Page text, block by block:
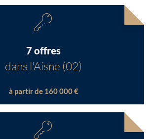
7 offres
dans l'Aisne (02)
à partir de 160 000 €